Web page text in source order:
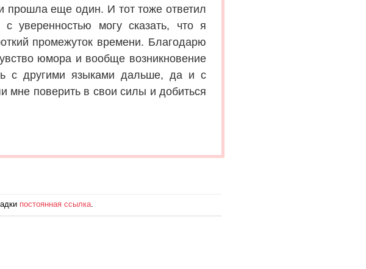
прошла еще один. И тот тоже ответил
уверенностью могу сказать, что я
промежуток времени. Благодарю
юмора и вообще возникновение
с другими языками дальше, да и с
мне поверить в свои силы и добиться
постоянная ссылка.